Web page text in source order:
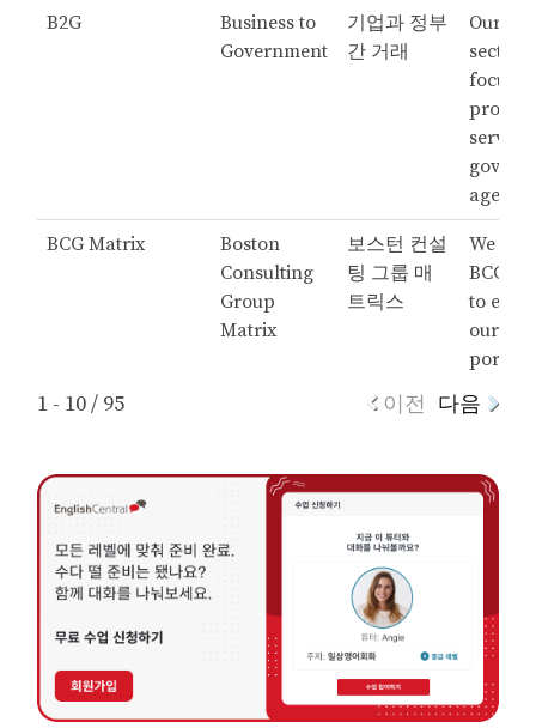
B2G
Business to
Government
기업과 정부
간 거래
Our
sector
BCG Matrix
Boston
Consulting
Group
Matrix
보스턴 컨설
팅 그룹 매
트릭스
We
BCG
to
our
1 - 10 / 95 이전 다음